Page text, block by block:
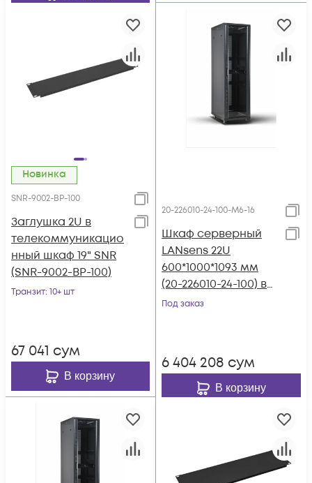
Новинка
SNR-9002-BP-100
Заглушка 2U в
телекоммуникацио
нный шкаф 19" SNR
(SNR-9002-BP-100)
Транзит: 10+ шт
67 041 сум
В корзину
20-226010-24-100-M6-16
Шкаф серверный
LANsens 22U
600*1000*1093 мм
(20-226010-24-100) в
комплекте с
Под заказ
6 404 208 сум
В корзину